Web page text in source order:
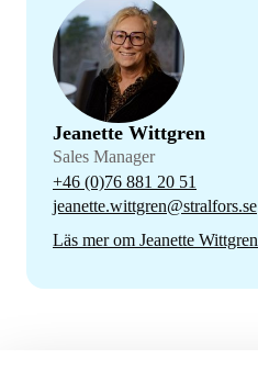
Jeanette Wittgren
Sales Manager
+46 (0)76 881 20 51
jeanette.wittgren@stralfors.se
Läs mer om Jeanette Wittgren